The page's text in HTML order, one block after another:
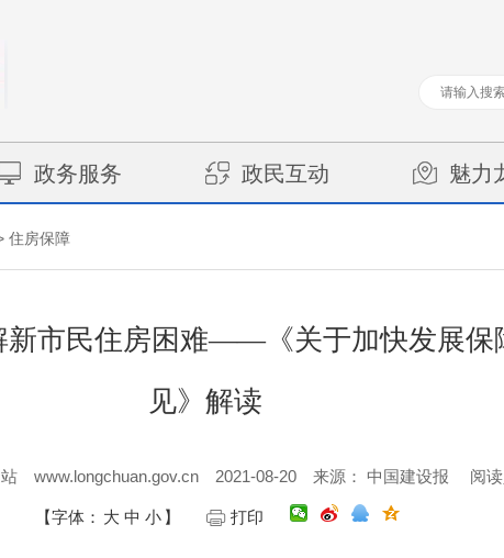
政务服务 政民互动 魅力
住房保障
新市民住房困难——《关于加快发展保
见》解读
www.longchuan.gov.cn 2021-08-20 来源： 中国建设报 阅
【字体： 大 中 小 】 打印